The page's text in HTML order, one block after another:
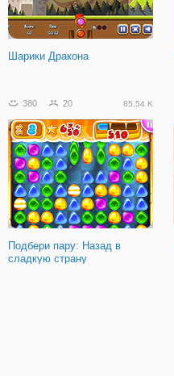
Маджонг Конфета
Шарики Дракона
380 20 85.54 K
Подбери пару: Назад в
сладкую страну